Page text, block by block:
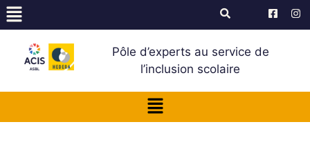
Pôle d’experts au service de
l’inclusion scolaire